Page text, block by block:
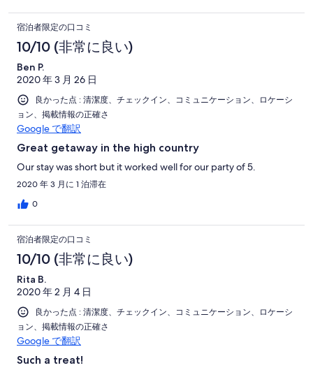
short but pleasant stay. Bridget, Randy, Denise and Gary
宿泊者限定の口コミ
10/10 (非常に良い)
Ben P.
2020 年 3 月 26 日
良かった点 : 清潔度、チェックイン、コミュニケーション、ロケーシ
ョン、掲載情報の正確さ
Google で翻訳
Great getaway in the high country
Our stay was short but it worked well for our party of 5.
2020 年 3 月に 1 泊滞在
0
宿泊者限定の口コミ
10/10 (非常に良い)
Rita B.
2020 年 2 月 4 日
良かった点 : 清潔度、チェックイン、コミュニケーション、ロケーシ
ョン、掲載情報の正確さ
Google で翻訳
Such a treat!